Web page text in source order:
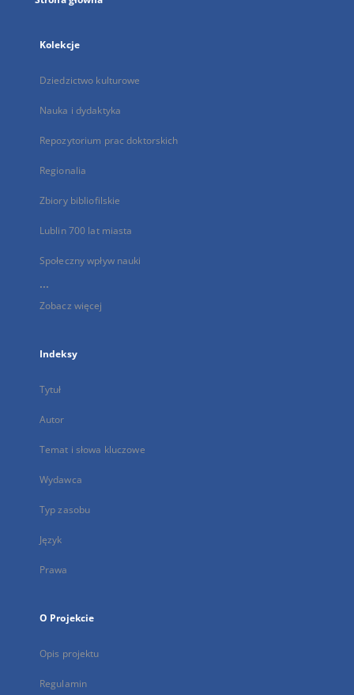
Kolekcje
Dziedzictwo kulturowe
Nauka i dydaktyka
Repozytorium prac doktorskich
Regionalia
Zbiory bibliofilskie
Lublin 700 lat miasta
Społeczny wpływ nauki
...
Zobacz więcej
Indeksy
Tytuł
Autor
Temat i słowa kluczowe
Wydawca
Typ zasobu
Język
Prawa
O Projekcie
Opis projektu
Regulamin